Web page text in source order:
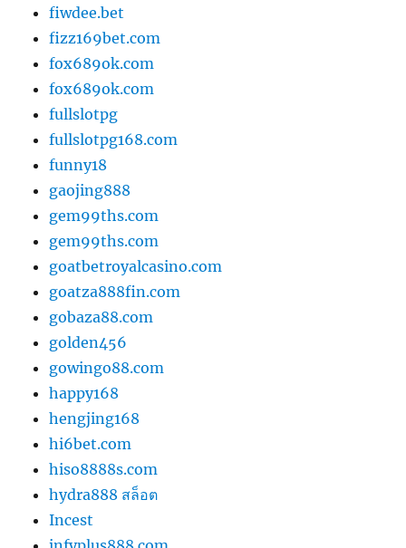
fiwdee.bet
fizz169bet.com
fox689ok.com
fox689ok.com
fullslotpg
fullslotpg168.com
funny18
gaojing888
gem99ths.com
gem99ths.com
goatbetroyalcasino.com
goatza888fin.com
gobaza88.com
golden456
gowingo88.com
happy168
hengjing168
hi6bet.com
hiso8888s.com
hydra888 สล็อต
Incest